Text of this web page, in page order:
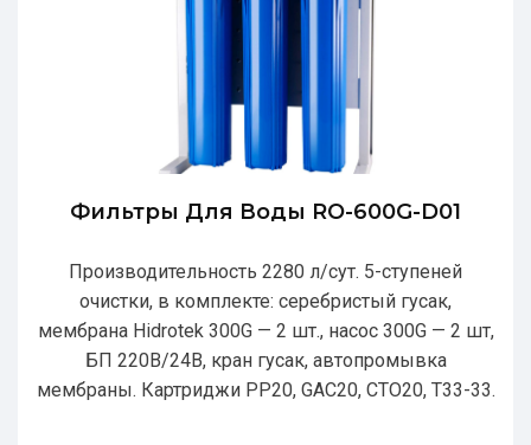
Фильтры Для Воды RO-600G-D01
Производительность 2280 л/сут. 5-ступеней
очистки, в комплекте: серебристый гусак,
мембрана Hidrotek 300G — 2 шт., насос 300G — 2 шт,
БП 220В/24В, кран гусак, автопромывка
мембраны. Картриджи РР20, GAC20, CTO20, T33-33.